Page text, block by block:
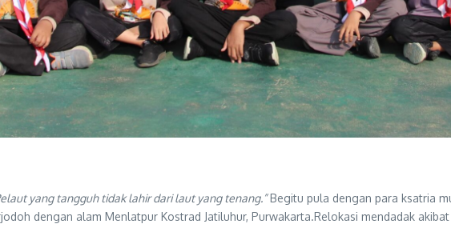
yang tangguh tidak lahir dari laut yang tenang.”Begitu pula dengan para ksatria
dengan alam Menlatpur Kostrad Jatiluhur, Purwakarta.Relokasi mendadak